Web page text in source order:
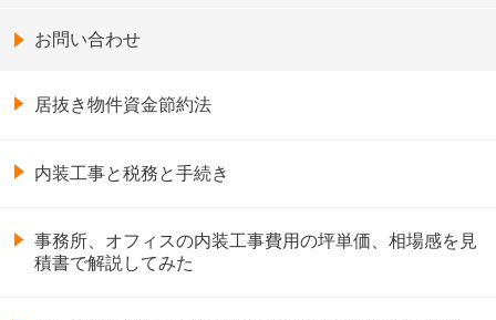
お問い合わせ
居抜き物件資金節約法
内装工事と税務と手続き
事務所、オフィスの内装工事費用の坪単価、相場感を見
積書で解説してみた